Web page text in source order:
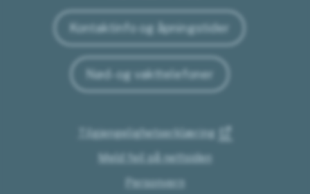
Kontaktinfo og åpningstider
Nød- og vakttelefoner
Tilgjengelighetserklæring
Meld feil på nettsiden
Personvern